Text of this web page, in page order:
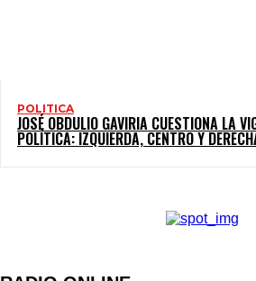
POLITICA
JOSÉ OBDULIO GAVIRIA CUESTIONA LA
POLÍTICA: IZQUIERDA, CENTRO Y